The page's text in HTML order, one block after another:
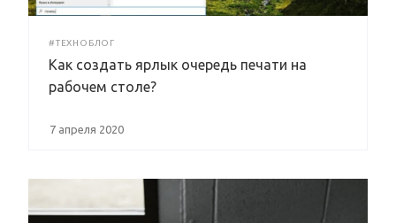
#ТЕХНОБЛОГ
Как создать ярлык очередь печати на
рабочем столе?
7 апреля 2020